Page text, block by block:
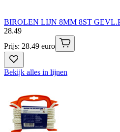
BIROLEN LIJN 8MM 8ST
28.49
Prijs: 28.49 euro
Bekijk alles in lijnen